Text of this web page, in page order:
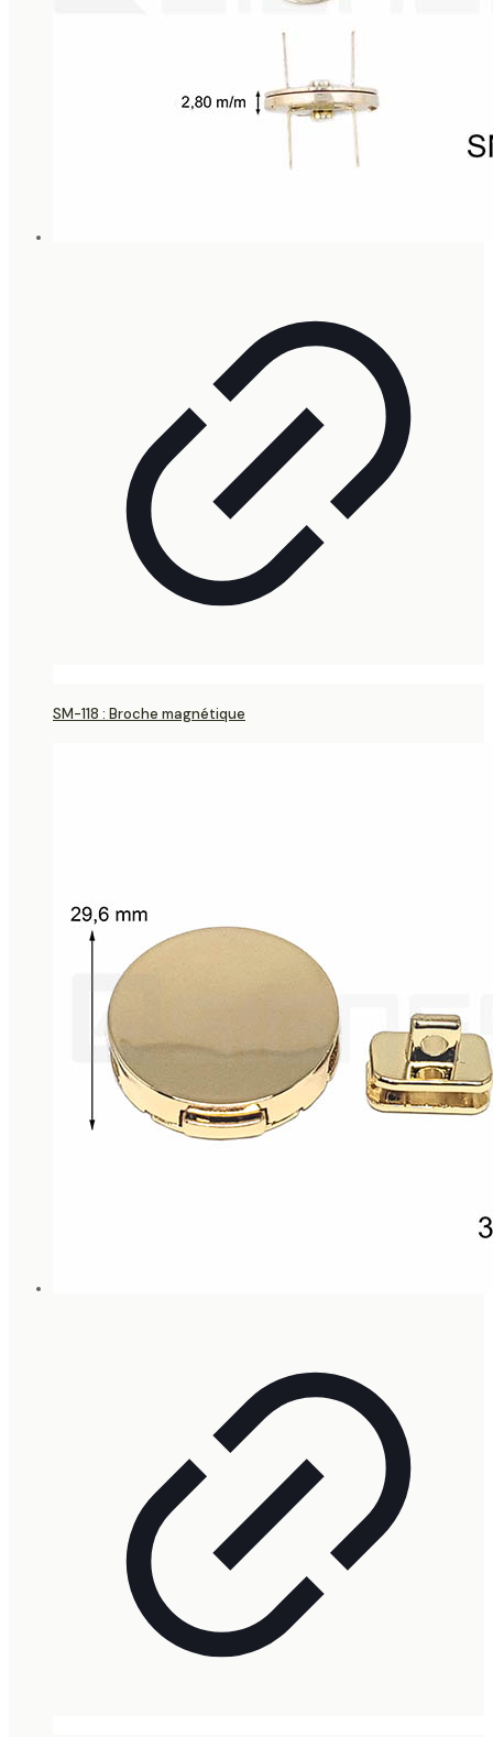
SM-118 : Broche magnétique